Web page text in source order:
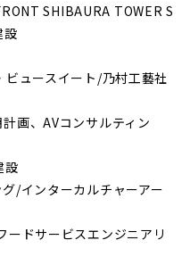
SHIBAURA TOWER S
設
ュースイート/乃村工藝社
画、AVコンサルティン
設
/インターカルチャーアー
ドサービスエンジニアリ